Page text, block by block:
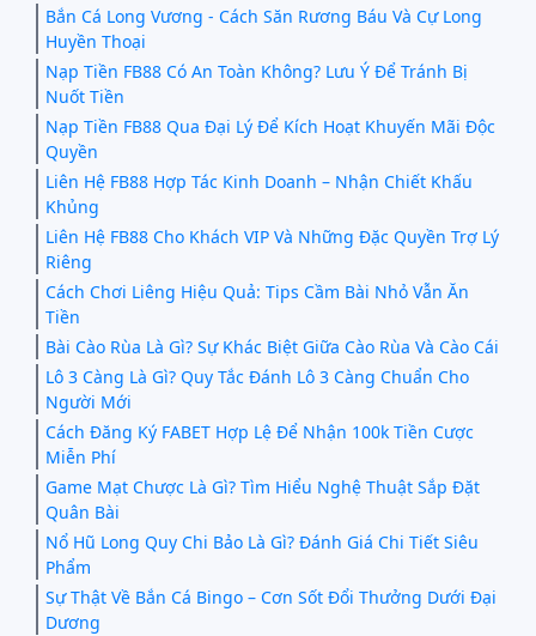
Bắn Cá Long Vương - Cách Săn Rương Báu Và Cự Long
Huyền Thoại
Nạp Tiền FB88 Có An Toàn Không? Lưu Ý Để Tránh Bị
Nuốt Tiền
Nạp Tiền FB88 Qua Đại Lý Để Kích Hoạt Khuyến Mãi Độc
Quyền
Liên Hệ FB88 Hợp Tác Kinh Doanh – Nhận Chiết Khấu
Khủng
Liên Hệ FB88 Cho Khách VIP Và Những Đặc Quyền Trợ Lý
Riêng
Cách Chơi Liêng Hiệu Quả: Tips Cầm Bài Nhỏ Vẫn Ăn
Tiền
Bài Cào Rùa Là Gì? Sự Khác Biệt Giữa Cào Rùa Và Cào Cái
Lô 3 Càng Là Gì? Quy Tắc Đánh Lô 3 Càng Chuẩn Cho
Người Mới
Cách Đăng Ký FABET Hợp Lệ Để Nhận 100k Tiền Cược
Miễn Phí
Game Mạt Chược Là Gì? Tìm Hiểu Nghệ Thuật Sắp Đặt
Quân Bài
Nổ Hũ Long Quy Chi Bảo Là Gì? Đánh Giá Chi Tiết Siêu
Phẩm
Sự Thật Về Bắn Cá Bingo – Cơn Sốt Đổi Thưởng Dưới Đại
Dương